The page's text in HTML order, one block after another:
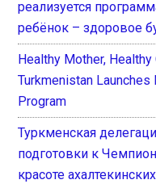
реализуется
ребёнок – здоровое
Healthy Mother,
Turkmenistan
Program
Туркменская
подготовки к
красоте